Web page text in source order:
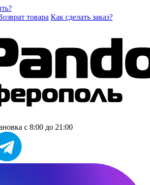
товара Как сделать заказ?
с 8:00 до 21:00